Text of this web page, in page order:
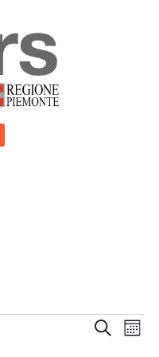
Eventi
Cerca
Mese